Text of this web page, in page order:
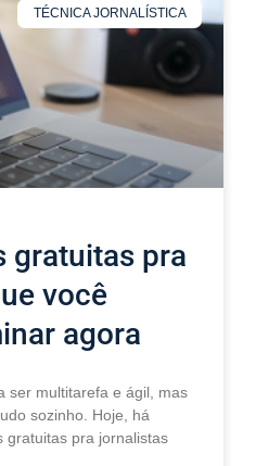
TÉCNICA JORNALÍSTICA
gratuitas pra
você
agora
ser multitarefa e ágil, mas
sozinho. Hoje, há
gratuitas pra jornalistas